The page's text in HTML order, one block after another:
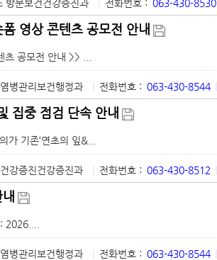
방문보건건강증진과 전화번호 : 063-430-8530
영상 콘텐츠 공모전 안내
공모전 안내 >> ...
병관리보건행정과 전화번호 : 063-430-8544
집중 점검 단속 안내
기존‘연초의 잎&...
강증진건강증진과 전화번호 : 063-430-8512
2026....
병관리보건행정과 전화번호 : 063-430-8544